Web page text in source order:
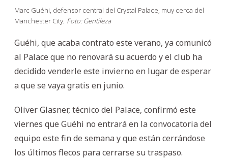
Marc Guéhi, defensor central del Crystal Palace, muy cerca del
Manchester City. Foto: Gentileza
Guéhi, que acaba contrato este verano, ya comunicó
al Palace que no renovará su acuerdo y el club ha
decidido venderle este invierno en lugar de esperar
a que se vaya gratis en junio.
Oliver Glasner, técnico del Palace, confirmó este
viernes que Guéhi no entrará en la convocatoria del
equipo este fin de semana y que están cerrándose
los últimos flecos para cerrarse su traspaso.